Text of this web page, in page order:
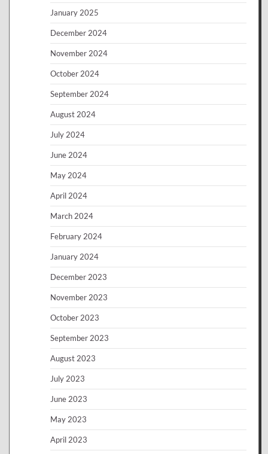
January 2025
December 2024
November 2024
October 2024
September 2024
August 2024
July 2024
June 2024
May 2024
April 2024
March 2024
February 2024
January 2024
December 2023
November 2023
October 2023
September 2023
August 2023
July 2023
June 2023
May 2023
April 2023